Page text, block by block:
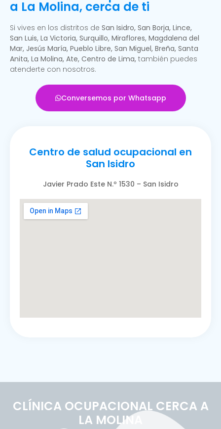
a La Molina, cerca de ti
Si vives en los distritos de San Isidro, San Borja, Lince,
San Luis, La Victoria, Surquillo, Miraflores, Magdalena del
Mar, Jesús María, Pueblo Libre, San Miguel, Breña, Santa
Anita, La Molina, Ate, Centro de Lima, también puedes
atenderte con nosotros.
Conversemos por Whatsapp
Centro de salud ocupacional en
San Isidro
Javier Prado Este N.º 1530 – San Isidro
CLÍNICA OCUPACIONAL CERCA A
LA MOLINA